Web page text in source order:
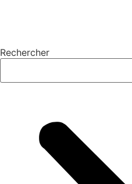
Rechercher